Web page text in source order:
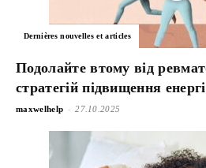
Dernières nouvelles et articles
Подолайте втому від
стратегій підвищення
maxwelhelp - 27.10.2025